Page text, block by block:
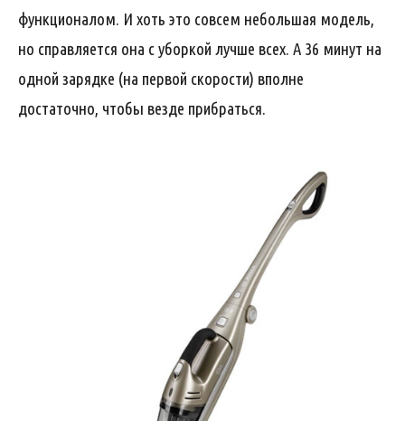
функционалом. И хоть это совсем небольшая модель,
но справляется она с уборкой лучше всех. А 36 минут на
одной зарядке (на первой скорости) вполне
достаточно, чтобы везде прибраться.